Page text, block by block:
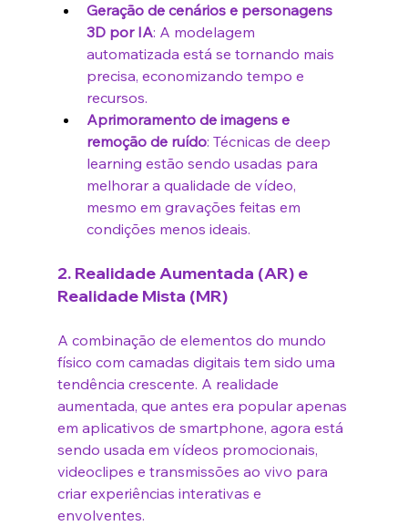
Geração de cenários e personagens
3D por IA: A modelagem
automatizada está se tornando mais
precisa, economizando tempo e
recursos.
Aprimoramento de imagens e
remoção de ruído: Técnicas de deep
learning estão sendo usadas para
melhorar a qualidade de vídeo,
mesmo em gravações feitas em
condições menos ideais.
2. Realidade Aumentada (AR) e
Realidade Mista (MR)
A combinação de elementos do mundo
físico com camadas digitais tem sido uma
tendência crescente. A realidade
aumentada, que antes era popular apenas
em aplicativos de smartphone, agora está
sendo usada em vídeos promocionais,
videoclipes e transmissões ao vivo para
criar experiências interativas e
envolventes.